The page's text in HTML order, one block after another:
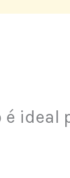
ideal